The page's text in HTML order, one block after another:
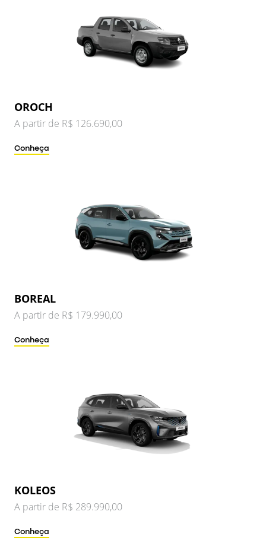
OROCH
A partir de R$ 126.690,00
Conheça
BOREAL
A partir de R$ 179.990,00
Conheça
KOLEOS
A partir de R$ 289.990,00
Conheça